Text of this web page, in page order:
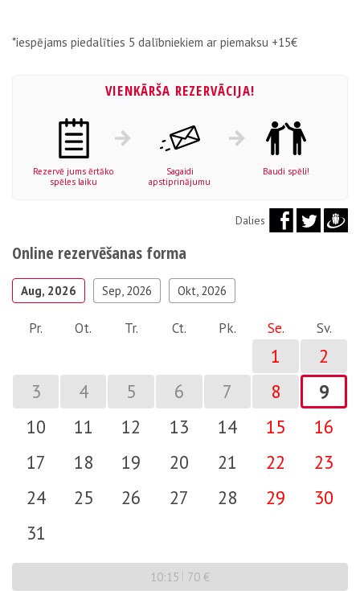
*iespējams piedalīties 5 dalībniekiem ar piemaksu +15€
VIENKĀRŠA REZERVĀCIJA!
Rezervē jums ērtāko
spēles laiku
Sagaidi
apstiprinājumu
Baudi spēli!
Dalies
Online rezervēšanas forma
Aug, 2026 Sep, 2026 Okt, 2026
Pr. Ot. Tr. Ct. Pk. Se. Sv.
1
2
3
4 5 6 7 8
9
10
11 12 13 14 15
16
17
18 19 20 21 22
23
24
25 26 27 28 29
30
31
10:15 70 €